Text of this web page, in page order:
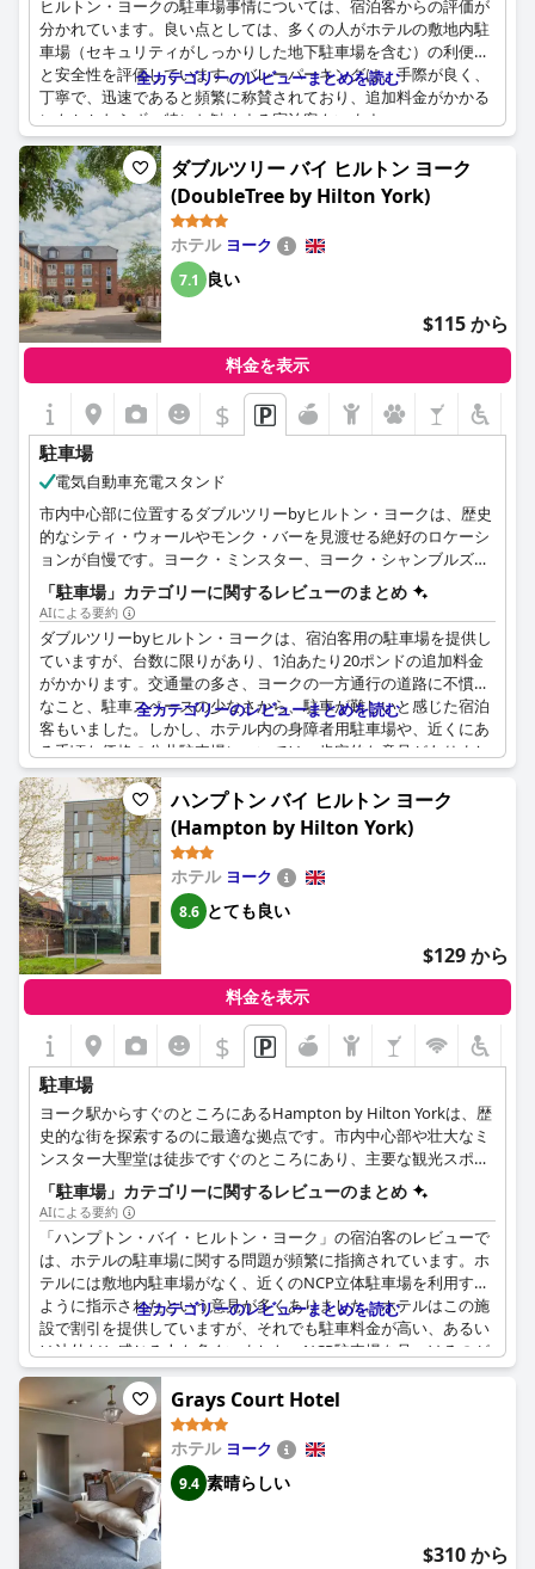
物館やヨルヴィック・ヴァイキング・センターは徒歩圏内にあ
り、ヨークの歴史に触れることができる。また、国立鉄道博物館
やヨーク・ダンジョンもホテルから2マイル圏内にあり、歴史的
なスリルも味わえます。お車でお越しのお客様には、有料でご利
用いただけるバレーパーキングをご案内しています。この駐車場
は、屋根付きの安全な駐車場で、先着順でご利用いただけます。
電気自動車をご利用のお客様には、敷地内にEV充電ステーション
をご用意しています。
ヒルトン・ヨークの駐車場事情については、宿泊客からの評価が
分かれています。良い点としては、多くの人がホテルの敷地内駐
車場（セキュリティがしっかりした地下駐車場を含む）の利便性
と安全性を評価しています。バレーパーキングは、手際が良く、
丁寧で、迅速であると頻繁に称賛されており、追加料金がかかる
にもかかわらず、特にお勧めする宿泊客もいます。
しかし、多くのレビューで、ホテルでの駐車料金が高いことが強
調されており、1泊あたり約25ポンドの料金は高すぎるとしばし
ば指摘されています。一部のレビュー担当者は、台数が限られて
いるため、駐車スペースを確保するのが難しいと述べており、先
着順であると付け加えています。また、駐車施設を合理的で優れ
ていると評価する人もいれば、支払いプロセスが分かりにくく、
収容台数が限られていると不満を言う人もいます。
全体として、敷地内およびバレーパーキングの利便性と安全性は
評価されているものの、高コストと利用可能な台数の少なさが宿
泊客の間で共通の不満点となっています。
全カテゴリーのレビューまとめを読む
ダブルツリー バイ ヒルトン ヨーク
(DoubleTree by Hilton York)
ホテル ヨーク
7.1 良い
$115 から
料金を表示
$
駐車場
電気自動車充電スタンド
市内中心部に位置するダブルツリーbyヒルトン・ヨークは、歴史
的なシティ・ウォールやモンク・バーを見渡せる絶好のロケーシ
ョンが自慢です。ヨーク・ミンスター、ヨーク・シャンブルズ、
ヨークスチョコレートストーリーなどの人気観光スポットへは徒
歩10分ほどで、このホテルに宿泊するお客様は、ヨークの最も象
徴的な観光スポットへ簡単にアクセスすることができます。この
ホテルのハイライトは、リラックスした雰囲気の中で美味しい郷
土料理を提供するThe Yorkshire Bar and Grillに違いありません。
室内でのお食事も可能ですが、中庭を利用して日光浴をしながら
お食事を楽しむこともできます。お車でお越しのお客様には、敷
地内に16台分の駐車スペースがあり、1泊分の料金でご利用いた
だけます。また、ブルーバッジをお持ちのお客様には、無料でご
利用いただける身障者用スペースも2台分ご用意しております。
これらのスペースがすでに埋まっている場合は、ホテルから徒歩
2分の便利な場所にあるMonkbar Car parkをご利用ください。
「駐車場」カテゴリーに関するレビューのまとめ
AIによる要約
ダブルツリーbyヒルトン・ヨークは、宿泊客用の駐車場を提供し
ていますが、台数に限りがあり、1泊あたり20ポンドの追加料金
がかかります。交通量の多さ、ヨークの一方通行の道路に不慣れ
なこと、駐車スペースの少なさから、駐車が難しいと感じた宿泊
客もいました。しかし、ホテル内の身障者用駐車場や、近くにあ
る手頃な価格の公共駐車場については、肯定的な意見がありまし
た。ホテル敷地内に駐車できた宿泊客は、安全だと感じました
が、駐車場の利用を保証するために、ホテルが市議会と何か取り
決めることを勧める人もいました。駐車場は高価で限られていま
すが、宿泊客がホテルのロケーションやその他のアメニティを楽
しむことを妨げるものではありませんでした。
全カテゴリーのレビューまとめを読む
ハンプトン バイ ヒルトン ヨーク
(Hampton by Hilton York)
ホテル ヨーク
8.6 とても良い
$129 から
料金を表示
$
駐車場
ヨーク駅からすぐのところにあるHampton by Hilton Yorkは、歴
史的な街を探索するのに最適な拠点です。市内中心部や壮大なミ
ンスター大聖堂は徒歩ですぐのところにあり、主要な観光スポッ
トに近い利便性を享受することができます。一日かけて街の宝物
を探した後は、近隣のレストランやバーでゆったりとくつろぐこ
とができます。居心地の良いパブからグルメなレストランまで、
ホテルから1ブロックのところに誰もが楽しめる場所がありま
す。ヨークの歴史をより深く知りたい方は、ヨーク・シャンブル
ズ、JORVIKバイキング・センター、ヨーク・ダンジョンが徒歩10
分の距離にあります。お車でお越しのお客様は、安全な屋根付き
駐車場をご利用いただけます（有料）。また、セルフパーキング
施設には、車用のバリアフリー駐車スペースもあり、すべてのゲ
ストが安心して駐車できる便利な施設です。
「駐車場」カテゴリーに関するレビューのまとめ
AIによる要約
「ハンプトン・バイ・ヒルトン・ヨーク」の宿泊客のレビューで
は、ホテルの駐車場に関する問題が頻繁に指摘されています。ホ
テルには敷地内駐車場がなく、近くのNCP立体駐車場を利用する
ように指示されたという意見が多くありました。ホテルはこの施
設で割引を提供していますが、それでも駐車料金が高い、あるい
は法外だと感じる人も多くいました。NCP駐車場を見つけるのが
難しいと感じた人もおり、駐車場からホテルまで荷物を上り坂で
運ばなければならず不便でした。
駐車場は狭くて混雑しており、列に並んだり、満車だったりする
人もいました。このような問題にもかかわらず、ホテルの割引を
ありがたく思い、駐車場が徒歩圏内であると感じた人もいまし
た。しかし、これらの利点は高額な料金によってしばしば相殺さ
れ、全体的な駐車体験は多くの訪問者にとって理想的なものでは
ありませんでした。
全カテゴリーのレビューまとめを読む
Grays Court Hotel
ホテル ヨーク
9.4 素晴らしい
$310 から